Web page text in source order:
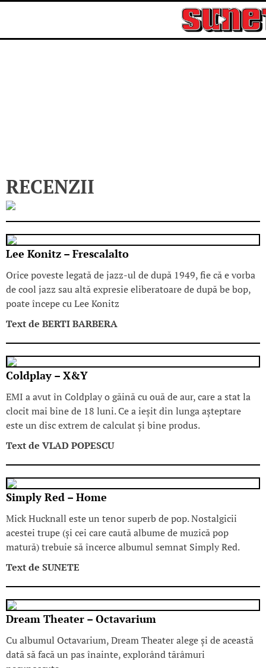
RECENZII
Lee Konitz – Frescalalto
Orice poveste legată de jazz-ul de după 1949, fie că e vorba
de cool jazz sau altă expresie eliberatoare de după be bop,
poate începe cu Lee Konitz
Text de BERTI BARBERA
Coldplay – X&Y
EMI a avut în Coldplay o găină cu ouă de aur, care a stat la
clocit mai bine de 18 luni. Ce a ieșit din lunga așteptare
este un disc extrem de calculat și bine produs.
Text de VLAD POPESCU
Simply Red – Home
Mick Hucknall este un tenor superb de pop. Nostalgicii
acestei trupe (și cei care caută albume de muzică pop
matură) trebuie să încerce albumul semnat Simply Red.
Text de SUNETE
Dream Theater – Octavarium
Cu albumul Octavarium, Dream Theater alege și de această
dată să facă un pas înainte, explorând tărâmuri